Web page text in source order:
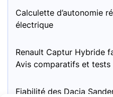
Calculette d’autonomie
électrique
Renault Captur Hybride
Avis comparatifs et tests
Fiabilité des Dacia